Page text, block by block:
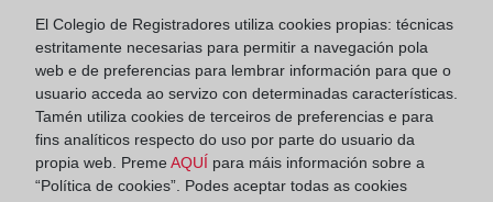
Colegio de Registradores
Príncipe de Vergara 70. 28006 Madrid
Teléfono:91 270 17 96
Fax: 91 564 11 59
Email:contacto@registradores.org
El Colegio de Registradores utiliza cookies propias: técnicas
estritamente necesarias para permitir a navegación pola
web e de preferencias para lembrar información para que o
usuario acceda ao servizo con determinadas características.
Tamén utiliza cookies de terceiros de preferencias e para
fins analíticos respecto do uso por parte do usuario da
propia web. Preme AQUÍ para máis información sobre a
“Política de cookies”. Podes aceptar todas as cookies